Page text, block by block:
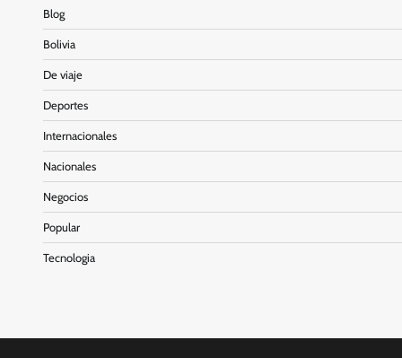
Blog
Bolivia
De viaje
Deportes
Internacionales
Nacionales
Negocios
Popular
Tecnologia